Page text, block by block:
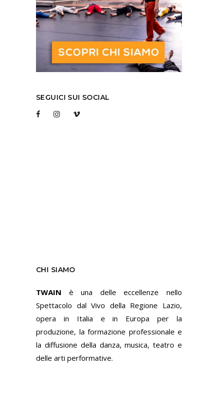
SEGUICI SUI SOCIAL
CHI SIAMO
TWAIN è una delle eccellenze nello
Spettacolo dal Vivo della Regione Lazio,
opera in Italia e in Europa per la
produzione, la formazione professionale e
la diffusione della danza, musica, teatro e
delle arti performative.